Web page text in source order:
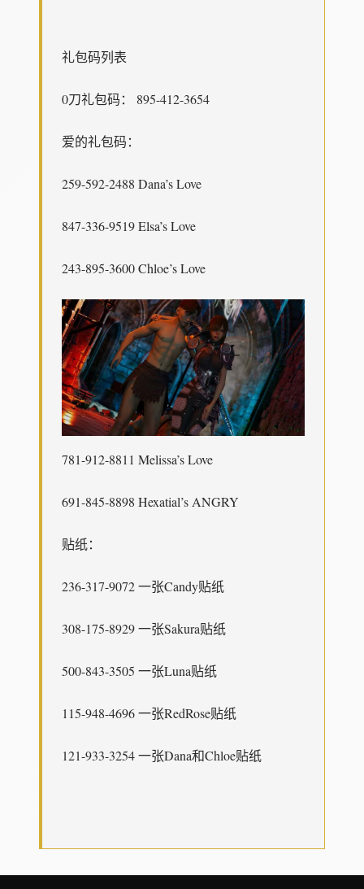
礼包码列表
0刀礼包码： 895-412-3654
爱的礼包码：
259-592-2488 Dana’s Love
847-336-9519 Elsa’s Love
243-895-3600 Chloe’s Love
781-912-8811 Melissa’s Love
691-845-8898 Hexatial’s ANGRY
贴纸：
236-317-9072 一张Candy贴纸
308-175-8929 一张Sakura贴纸
500-843-3505 一张Luna贴纸
115-948-4696 一张RedRose贴纸
121-933-3254 一张Dana和Chloe贴纸